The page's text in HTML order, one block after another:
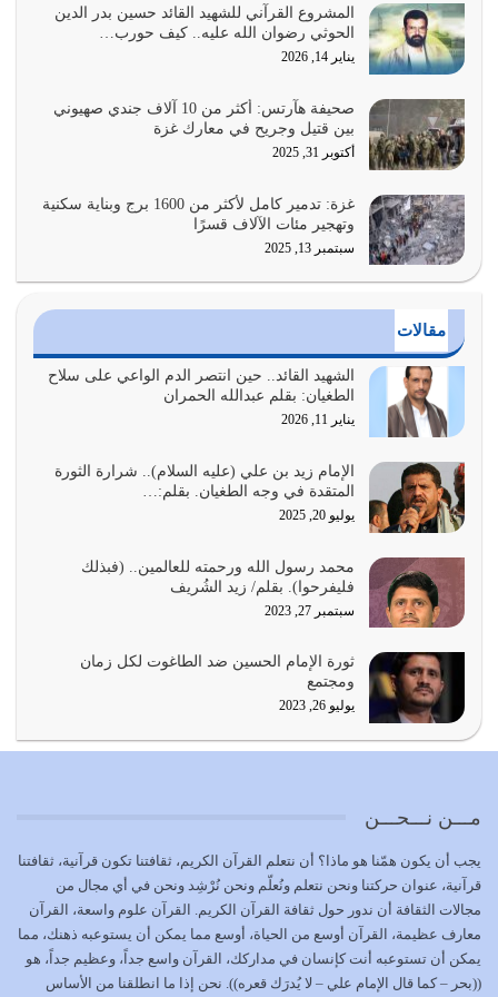
أراد الله لهذه الأمة ان تكون خير امة أخرجت للناس بالنهوض
بالأمر بالمعروف والنهي عن…
يوليو 25, 2026
الدين الذي شرعه الله لا يجوز أن يخضع لآرائنا وأهوائنا
واجتهاداتنا لأننا سنختلف ونتفرق
يوليو 24, 2026
أي أمة تتفرق في الدين وتتفرق في كيانها معناه أنها أصبحت
يجب أن نعود جميعاً الى القرآن وعندنا أخطاء جميعاً لنعتصم
بحبل الله جميعاً وليس كل…
يوليو 22, 2026
يشاء ويذل من يشاء
يوليو 21, 2026
كل زمان…
يوليو 19, 2026
تتحقق الحقوق للجميع
يوليو 18, 2026
بعض صفات المتقين {الصَّابِرِينَ وَالصَّادِقِينَ وَالْقَانِتِينَ
وبين الله يترتب عليه النصر…
يوليو 16, 2026
إما أن نحاول أن نكون من أولياء الله فيتم على أيدينا ضرب
أعدائه أو لا نكون فنُضرب من…
يوليو 15, 2026
المشروع القرآني للشهيد القائد حسين بدر الدين
الحوثي رضوان الله عليه.. كيف حورب…
يناير 14, 2026
صحيفة هآرتس: أكثر من 10 آلاف جندي صهيوني
بين قتيل وجريح في معارك غزة
أكتوبر 31, 2025
غزة: تدمير كامل لأكثر من 1600 برج وبناية سكنية
وتهجير مئات الآلاف قسرًا
سبتمبر 13, 2025
مقالات
الشهيد القائد.. حين انتصر الدم الواعي على سلاح
الطغيان: بقلم عبدالله الحمران
يناير 11, 2026
الإمام زيد بن علي (عليه السلام).. شرارة الثورة
المتقدة في وجه الطغيان. بقلم:…
يوليو 20, 2025
محمد رسول الله ورحمته للعالمين.. (فبذلك
فليفرحوا). بقلم/ زيد الشُريف
سبتمبر 27, 2023
ثورة الإمام الحسين ضد الطاغوت لكل زمان
ومجتمع
يوليو 26, 2023
مـــن نـــحـــن
يجب أن يكون همّنا هو ماذا؟ أن نتعلم القرآن الكريم، ثقافتنا تكون قرآنية، ثقافتنا
قرآنية، عنوان حركتنا ونحن نتعلم ونُعلّم ونحن نُرْشِد ونحن في أي مجال من
مجالات الثقافة أن ندور حول ثقافة القرآن الكريم. القرآن علوم واسعة، القرآن
معارف عظيمة، القرآن أوسع من الحياة، أوسع مما يمكن أن يستوعبه ذهنك، مما
يمكن أن تستوعبه أنت كإنسان في مداركك، القرآن واسع جداً، وعظيم جداً، هو
((بحر – كما قال الإمام علي – لا يُدرَك قعره)). نحن إذا ما انطلقنا من الأساس